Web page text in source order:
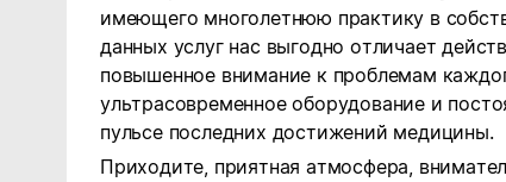
имеющего многолетнюю практику в
данных услуг нас выгодно отличает
повышенное внимание к проблемам
ультрасовременное оборудование и
пульсе последних достижений медицины.
Приходите, приятная атмосфера,